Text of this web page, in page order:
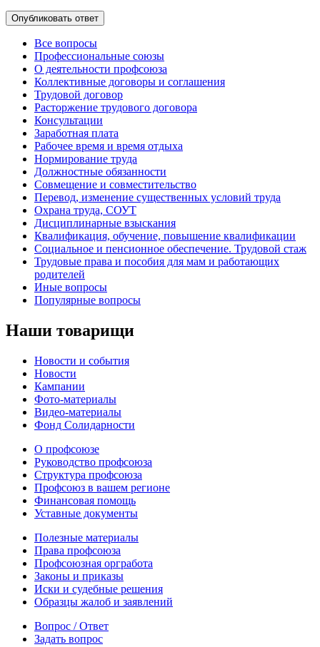
Все вопросы
Профессиональные союзы
О деятельности профсоюза
Коллективные договоры и соглашения
Трудовой договор
Расторжение трудового договора
Консультации
Заработная плата
Рабочее время и время отдыха
Нормирование труда
Должностные обязанности
Совмещение и совместительство
Перевод, изменение существенных условий труда
Охрана труда, СОУТ
Дисциплинарные взыскания
Квалификация, обучение, повышение квалификации
Социальное и пенсионное обеспечение. Трудовой стаж
Трудовые права и пособия для мам и работающих
родителей
Иные вопросы
Популярные вопросы
Наши товарищи
Новости и события
Новости
Кампании
Фото-материалы
Видео-материалы
Фонд Солидарности
О профсоюзе
Руководство профсоюза
Структура профсоюза
Профсоюз в вашем регионе
Финансовая помощь
Уставные документы
Полезные материалы
Права профсоюза
Профсоюзная оргработа
Законы и приказы
Иски и судебные решения
Образцы жалоб и заявлений
Вопрос / Ответ
Задать вопрос